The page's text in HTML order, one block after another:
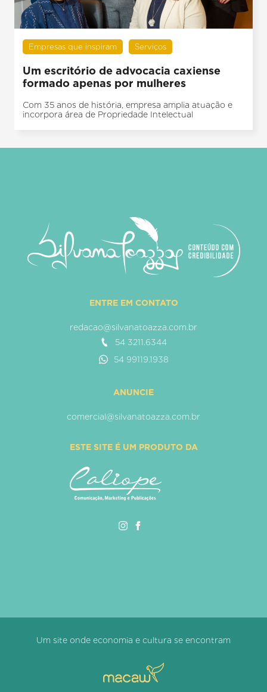
Empresas que inspiram Serviços
Um escritório de advocacia caxiense
formado apenas por mulheres
Com 35 anos de história, empresa amplia atuação e
incorpora área de Propriedade Intelectual
ENTRE EM CONTATO
redacao@silvanatoazza.com.br
54 3211.6344
54 99119.1938
ANUNCIE
comercial@silvanatoazza.com.br
ESTE SITE É UM PRODUTO DA
Um site onde economia e cultura se encontram